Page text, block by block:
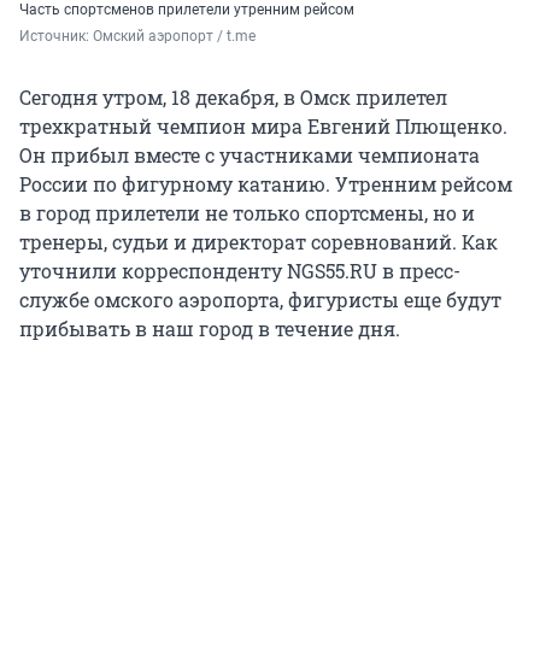
Часть спортсменов прилетели утренним рейсом
Источник: Омский аэропорт / t.me
Сегодня утром, 18 декабря, в Омск прилетел
трехкратный чемпион мира Евгений Плющенко.
Он прибыл вместе с участниками чемпионата
России по фигурному катанию. Утренним рейсом
в город прилетели не только спортсмены, но и
тренеры, судьи и директорат соревнований. Как
уточнили корреспонденту NGS55.RU в пресс-
службе омского аэропорта, фигуристы еще будут
прибывать в наш город в течение дня.